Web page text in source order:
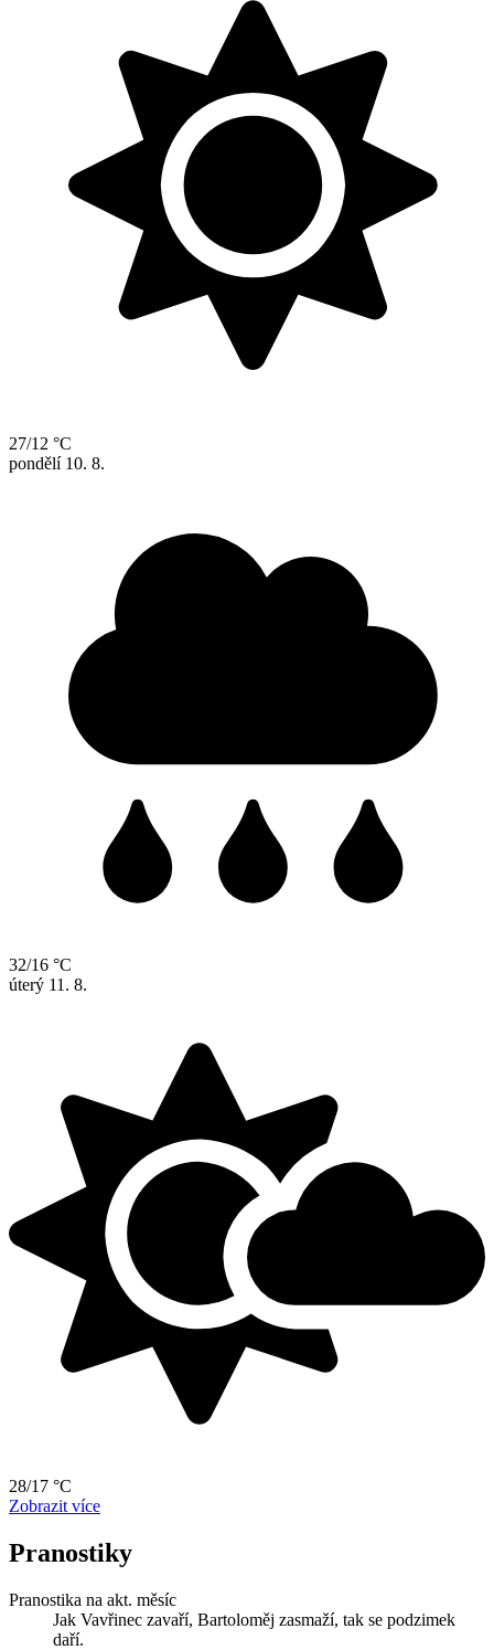
27/12 °C
pondělí 10. 8.
32/16 °C
úterý 11. 8.
28/17 °C
Zobrazit více
Pranostiky
Pranostika na akt. měsíc
Jak Vavřinec zavaří, Bartoloměj zasmaží, tak se podzimek
daří.